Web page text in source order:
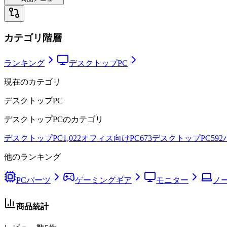
カテゴリ階層
ランキング デスクトップPC
現在のカテゴリ
デスクトップPC
デスクトップPCのカテゴリ
デスクトップPC1,022オフィス向けPC673デスクトップPC592
他のランキング
PCパーツ ゲーミングギア モニター ノ
商品統計